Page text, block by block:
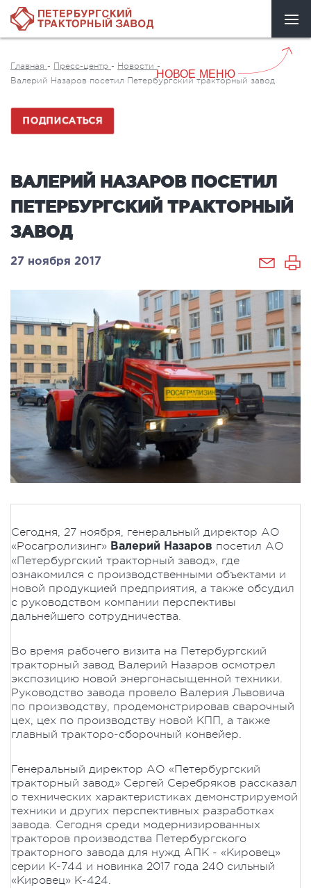
НОВОЕ МЕНЮ
Главная - Пресс-центр - Новости -
Валерий Назаров посетил Петербургский тракторный завод
ПОДПИСАТЬСЯ
ВАЛЕРИЙ НАЗАРОВ ПОСЕТИЛ
ПЕТЕРБУРГСКИЙ ТРАКТОРНЫЙ
ЗАВОД
27 ноября 2017
Сегодня, 27 ноября, генеральный директор АО
«Росагролизинг» Валерий Назаров посетил АО
«Петербургский тракторный завод», где
ознакомился с производственными объектами и
новой продукцией предприятия, а также обсудил
с руководством компании перспективы
дальнейшего сотрудничества.
Во время рабочего визита на Петербургский
тракторный завод Валерий Назаров осмотрел
экспозицию новой энергонасыщенной техники.
Руководство завода провело Валерия Львовича
по производству, продемонстрировав сварочный
цех, цех по производству новой КПП, а также
главный тракторо-сборочный конвейер.
Генеральный директор АО «Петербургский
тракторный завод» Сергей Серебряков рассказал
о технических характеристиках демонстрируемой
техники и других перспективных разработках
завода. Сегодня среди модернизированных
тракторов производства Петербургского
тракторного завода для нужд АПК - «Кировец»
серии К-744 и новинка 2017 года 240 сильный
«Кировец» К-424.